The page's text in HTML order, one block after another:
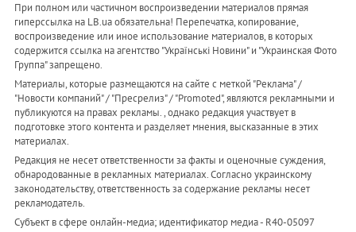
При полном или частичном воспроизведении материалов прямая
гиперссылка на LB.ua обязательна! Перепечатка, копирование,
воспроизведение или иное использование материалов, в которых
содержится ссылка на агентство "Українськi Новини" и "Украинская Фото
Группа" запрещено.
Материалы, которые размещаются на сайте с меткой "Реклама" /
"Новости компаний" / "Пресрелиз" / "Promoted", являются рекламными и
публикуются на правах рекламы. , однако редакция участвует в
подготовке этого контента и разделяет мнения, высказанные в этих
материалах.
Редакция не несет ответственности за факты и оценочные суждения,
обнародованные в рекламных материалах. Согласно украинскому
законодательству, ответственность за содержание рекламы несет
рекламодатель.
Субъект в сфере онлайн-медиа; идентификатор медиа - R40-05097